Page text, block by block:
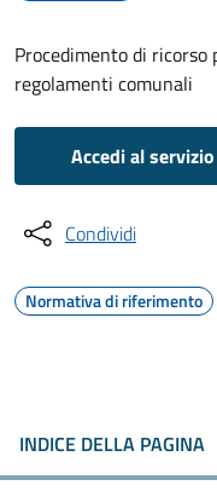
Procedimento di
regolamenti comunali
Accedi al servizio
Condividi
Normativa di riferimento
INDICE DELLA PAGINA